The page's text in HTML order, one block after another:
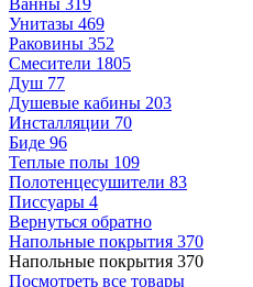
Ванны 319
Унитазы 469
Раковины 352
Смесители 1805
Душ 77
Душевые кабины 203
Инсталляции 70
Биде 96
Теплые полы 109
Полотенцесушители 83
Писсуары 4
Вернуться обратно
Напольные покрытия 370
Напольные покрытия 370
Посмотреть все товары